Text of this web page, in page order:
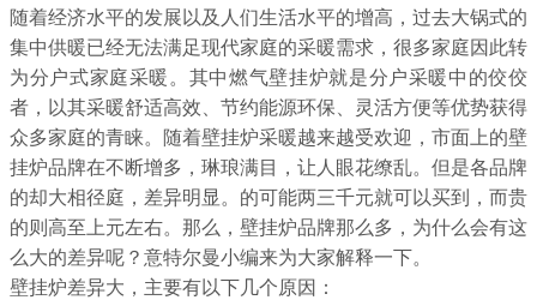
随着经济水平的发展以及人们生活水平的增高，过去大锅式的
集中供暖已经无法满足现代家庭的采暖需求，很多家庭因此转
为分户式家庭采暖。其中燃气壁挂炉就是分户采暖中的佼佼
者，以其采暖舒适高效、节约能源环保、灵活方便等优势获得
众多家庭的青睐。随着壁挂炉采暖越来越受欢迎，市面上的壁
挂炉品牌在不断增多，琳琅满目，让人眼花缭乱。但是各品牌
的却大相径庭，差异明显。的可能两三千元就可以买到，而贵
的则高至上元左右。那么，壁挂炉品牌那么多，为什么会有这
么大的差异呢？意特尔曼小编来为大家解释一下。
壁挂炉差异大，主要有以下几个原因：